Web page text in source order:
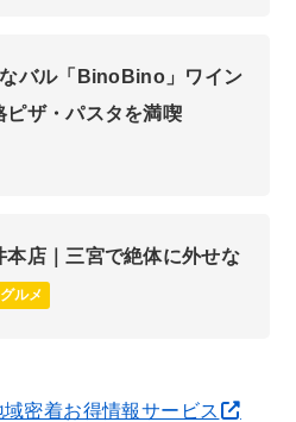
バル「BinoBino」ワイン
ピザ・パスタを満喫
本店｜三宮で絶体に外せな
ルメ
密着お得情報サービス